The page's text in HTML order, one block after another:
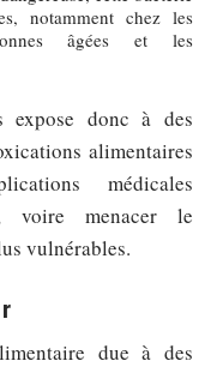
notamment chez les
âgées et les
expose donc à des
alimentaires
médicales
voire menacer le
vulnérables.
due à des